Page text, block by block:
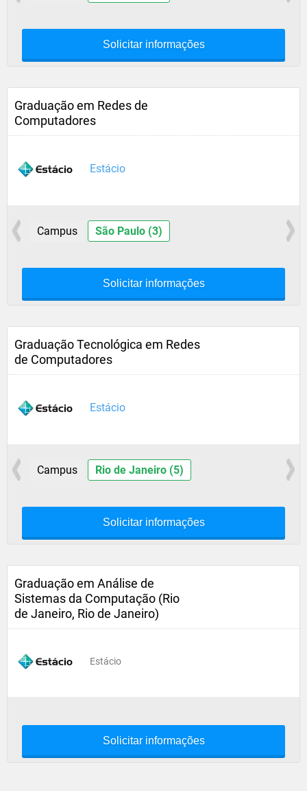
Solicitar informações
Graduação em Redes de
Computadores
Estácio
Campus São Paulo (3)
Solicitar informações
Graduação Tecnológica em Redes
de Computadores
Estácio
Campus Rio de Janeiro (5)
Solicitar informações
Graduação em Análise de
Sistemas da Computação (Rio
de Janeiro, Rio de Janeiro)
Estácio
Solicitar informações